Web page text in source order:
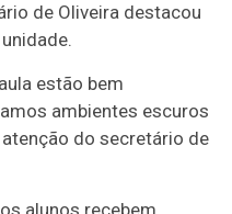
de Oliveira destacou
estão bem
ambientes escuros
do secretário de